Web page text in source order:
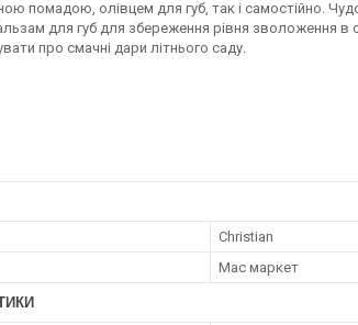
помадою, олівцем для губ, так і самостійно.
для губ для збереження рівня зволоження в
про смачні дари літнього саду.
Christian
Мас маркет